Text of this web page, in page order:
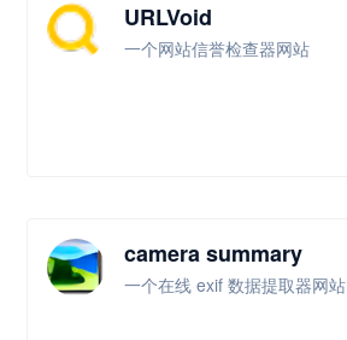
URLVoid
一个网站信誉检查器网站
camera summary
一个在线 exif 数据提取器网站